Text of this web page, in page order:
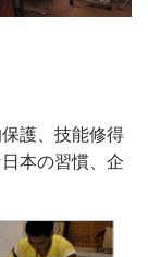
護、技能修得
本の習慣、企